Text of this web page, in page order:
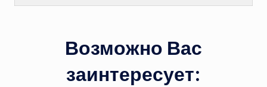
Возможно Вас
заинтересует: